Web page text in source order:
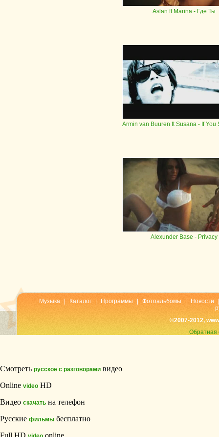
Aslan ft Marina- Где Ты
Armin van Buuren ft Susana- If You
Alexunder Base - Privacy
Музыка Каталог Программы Фотоальбомы Новости
©2007-2012,
Обратная
Смотреть русское с разговорами видео
Online video HD
Видео скачать на телефон
Русские фильмы бесплатно
Full HD
online